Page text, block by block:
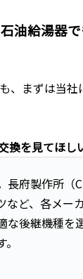
油給湯器
、まずは当社
換を見てほし
長府製作所（
など、各メー
な後継機種を